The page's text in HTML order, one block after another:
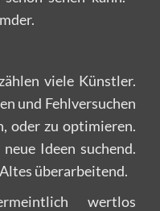
viele Künstler.
und Fehlversuchen
oder zu optimieren.
Ideen suchend.
überarbeitend.
wertlos